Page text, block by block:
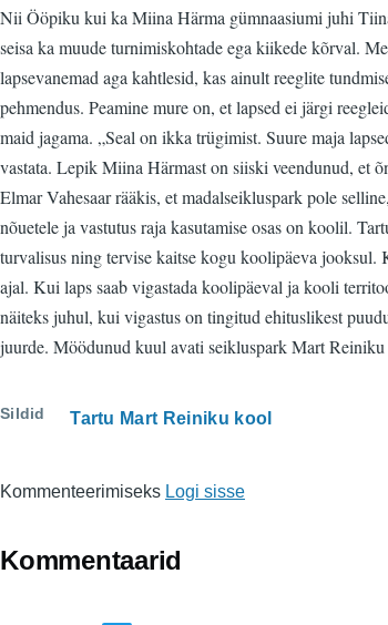
Nii Ööpiku kui ka Miina Härma gümnaasiumi juhi
seisa ka muude turnimiskohtade ega kiikede kõrval.
lapsevanemad aga kahtlesid, kas ainult reeglite
pehmendus. Peamine mure on, et lapsed ei järgi
maid jagama. „Seal on ikka trügimist. Suure maja
vastata. Lepik Miina Härmast on siiski veendunud, et
Elmar Vahesaar rääkis, et madalseikluspark pole
nõuetele ja vastutus raja kasutamise osas on koolil.
turvalisus ning tervise kaitse kogu koolipäeva jooksul.
ajal. Kui laps saab vigastada koolipäeval ja kooli
näiteks juhul, kui vigastus on tingitud ehituslikest
juurde. Möödunud kuul avati seikluspark Mart
Sildid Tartu Mart Reiniku kool
Kommenteerimiseks Logi sisse
Kommentaarid